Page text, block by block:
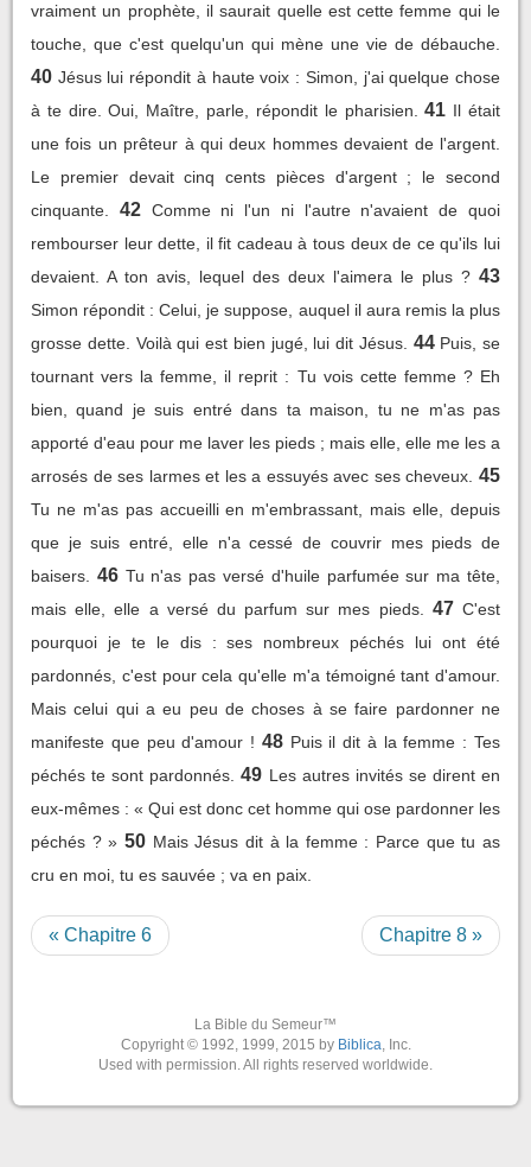
vraiment un prophète, il saurait quelle est cette femme qui le
touche, que c'est quelqu'un qui mène une vie de débauche.
40 Jésus lui répondit à haute voix : Simon, j'ai quelque chose
à te dire. Oui, Maître, parle, répondit le pharisien.
41 Il était
une fois un prêteur à qui deux hommes devaient de l'argent.
Le premier devait cinq cents pièces d'argent ; le second
cinquante.
42 Comme ni l'un ni l'autre n'avaient de quoi
rembourser leur dette, il fit cadeau à tous deux de ce qu'ils lui
devaient. A ton avis, lequel des deux l'aimera le plus ? 43
Simon répondit : Celui, je suppose, auquel il aura remis la plus
grosse dette. Voilà qui est bien jugé, lui dit Jésus. 44 Puis, se
tournant vers la femme, il reprit : Tu vois cette femme ? Eh
bien, quand je suis entré dans ta maison, tu ne m'as pas
apporté d'eau pour me laver les pieds ; mais elle, elle me les a
arrosés de ses larmes et les a essuyés avec ses cheveux. 45
Tu ne m'as pas accueilli en m'embrassant, mais elle, depuis
que je suis entré, elle n'a cessé de couvrir mes pieds de
baisers.
46 Tu n'as pas versé d'huile parfumée sur ma tête,
mais elle, elle a versé du parfum sur mes pieds.
47 C'est
pourquoi je te le dis : ses nombreux péchés lui ont été
pardonnés, c'est pour cela qu'elle m'a témoigné tant d'amour.
Mais celui qui a eu peu de choses à se faire pardonner ne
manifeste que peu d'amour ! 48 Puis il dit à la femme : Tes
péchés te sont pardonnés. 49 Les autres invités se dirent en
eux-mêmes : « Qui est donc cet homme qui ose pardonner les
péchés ? » 50 Mais Jésus dit à la femme : Parce que tu as
cru en moi, tu es sauvée ; va en paix.
« Chapitre 6 Chapitre 8 »
La Bible du Semeur™
Copyright © 1992, 1999, 2015 by Biblica, Inc.
Used with permission. All rights reserved worldwide.